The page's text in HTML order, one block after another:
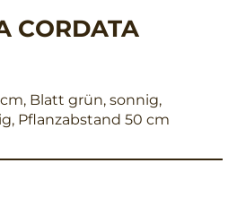
CORDATA
Blatt grün, sonnig,
Pflanzabstand 50 cm